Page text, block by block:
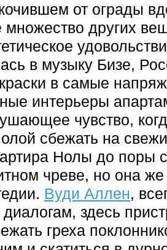
от ограды
множество других
в музыку Бизе,
в самые
интерьеры
чувство,
сбежать на
Нолы до поры
чреве, но она же
Вуди Аллен,
диалогам, здесь
греха